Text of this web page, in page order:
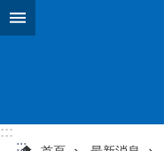
跳到主要內容區塊
搜
尋
:::
:::